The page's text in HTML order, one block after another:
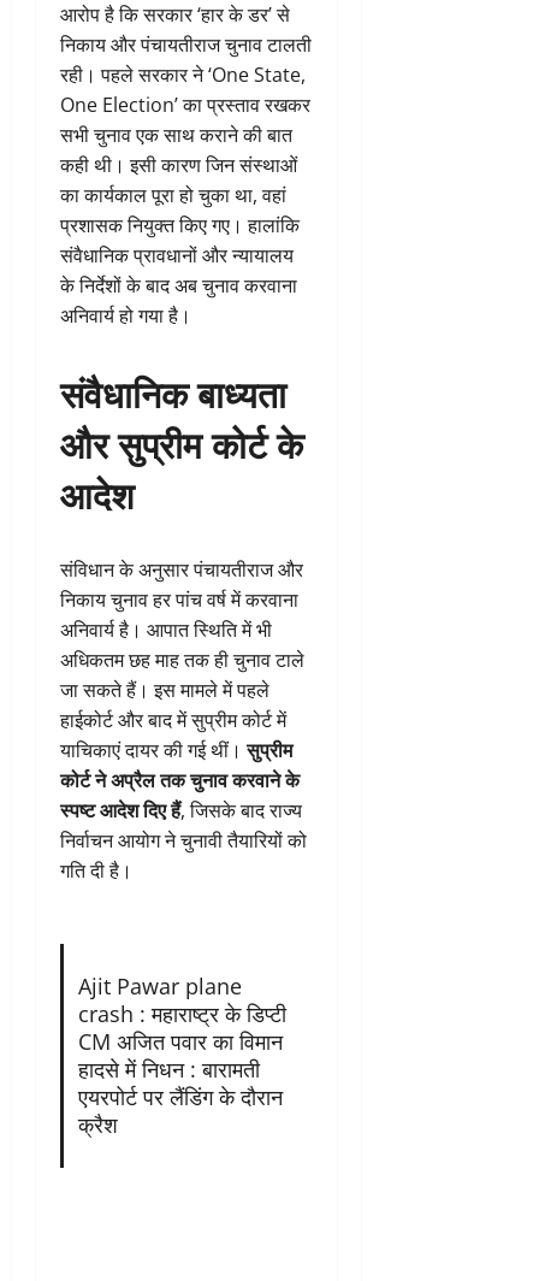
आरोप है कि सरकार ‘हार के डर’ से
निकाय और पंचायतीराज चुनाव टालती
रही। पहले सरकार ने ‘One State,
One Election’ का प्रस्ताव रखकर
सभी चुनाव एक साथ कराने की बात
कही थी। इसी कारण जिन संस्थाओं
का कार्यकाल पूरा हो चुका था, वहां
प्रशासक नियुक्त किए गए। हालांकि
संवैधानिक प्रावधानों और न्यायालय
के निर्देशों के बाद अब चुनाव करवाना
अनिवार्य हो गया है।
संवैधानिक बाध्यता
और सुप्रीम कोर्ट के
आदेश
संविधान के अनुसार पंचायतीराज और
निकाय चुनाव हर पांच वर्ष में करवाना
अनिवार्य है। आपात स्थिति में भी
अधिकतम छह माह तक ही चुनाव टाले
जा सकते हैं। इस मामले में पहले
हाईकोर्ट और बाद में सुप्रीम कोर्ट में
याचिकाएं दायर की गई थीं।सुप्रीम
कोर्ट ने अप्रैल तक चुनाव करवाने के
स्पष्ट आदेश दिए हैं, जिसके बाद राज्य
निर्वाचन आयोग ने चुनावी तैयारियों को
गति दी है।
Ajit Pawar plane
crash : महाराष्ट्र के डिप्टी
CM अजित पवार का विमान
हादसे में निधन : बारामती
एयरपोर्ट पर लैंडिंग के दौरान
क्रैश